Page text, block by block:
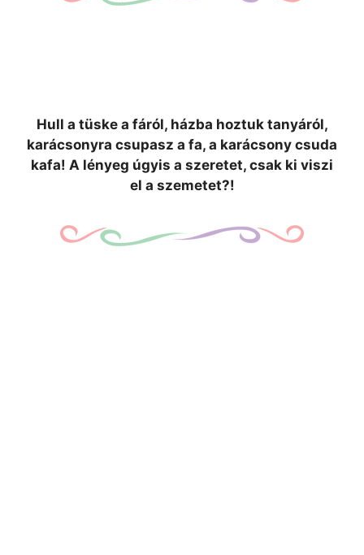
Hull a tüske a fáról, házba hoztuk tanyáról,
karácsonyra csupasz a fa, a karácsony csuda
kafa! A lényeg úgyis a szeretet, csak ki viszi
el a szemetet?!